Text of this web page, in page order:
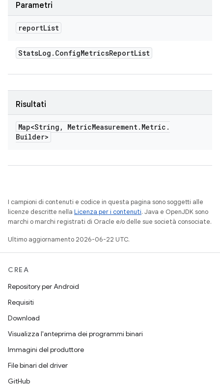
Parametri
reportList
StatsLog . ConfigMetricsReportList
Risultati
Map<String , MetricMeasurement. Metric .
Builder>
I campioni di contenuti e codice in questa pagina sono soggetti alle
licenze descritte nella Licenza per i contenuti. Java e OpenJDK sono
marchi o marchi registrati di Oracle e/o delle sue società consociate.
Ultimo aggiornamento 2026-06-22 UTC.
CREA
Repository per Android
Requisiti
Download
Visualizza l'anteprima dei programmi binari
Immagini del produttore
File binari del driver
GitHub